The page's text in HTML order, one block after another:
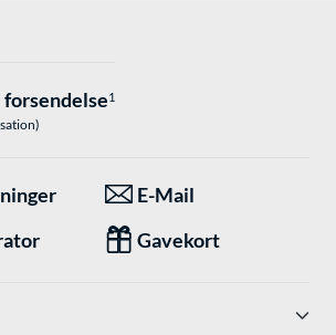
forsendelse1
E-Mail
Gavekort